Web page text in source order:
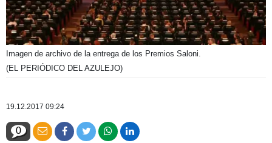
Imagen de archivo de la entrega de los Premios Saloni.
(EL PERIÓDICO DEL AZULEJO)
19.12.2017 09:24
0